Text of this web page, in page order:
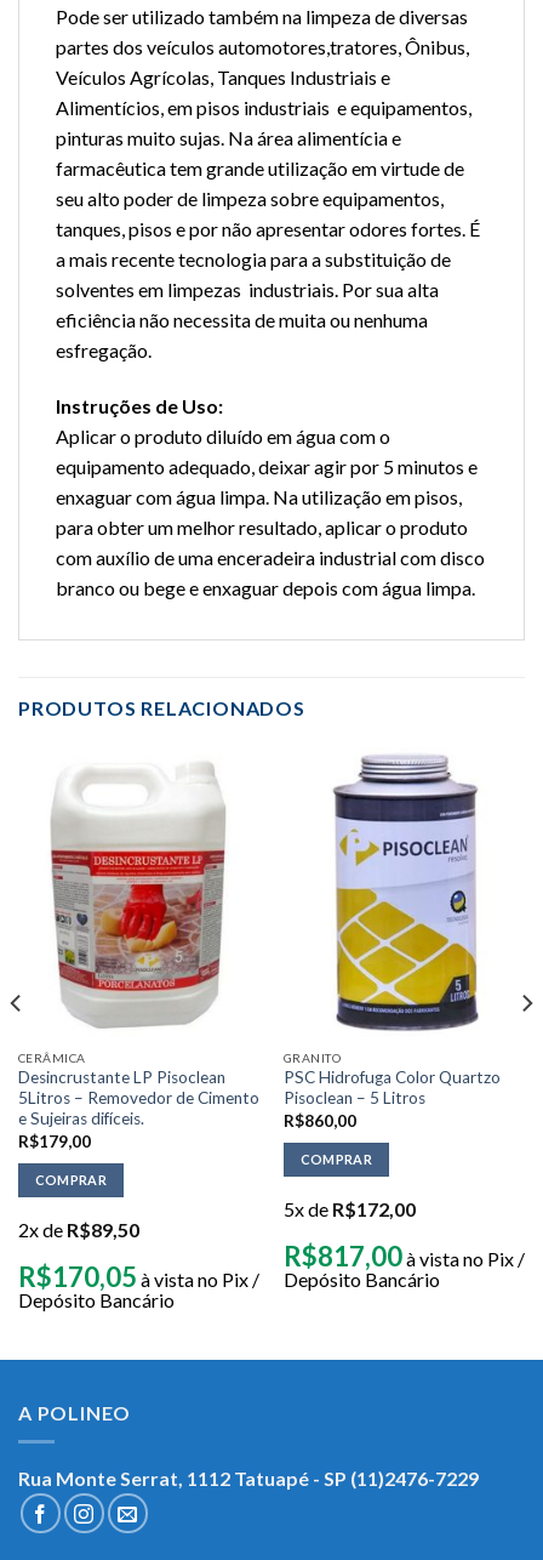
Pode ser utilizado também na limpeza de diversas
partes dos veículos automotores,tratores, Ônibus,
Veículos Agrícolas, Tanques Industriais e
Alimentícios, em pisos industriais e equipamentos,
pinturas muito sujas. Na área alimentícia e
farmacêutica tem grande utilização em virtude de
seu alto poder de limpeza sobre equipamentos,
tanques, pisos e por não apresentar odores fortes. É
a mais recente tecnologia para a substituição de
solventes em limpezas industriais. Por sua alta
eficiência não necessita de muita ou nenhuma
esfregação.
Instruções de Uso:
Aplicar o produto diluído em água com o
equipamento adequado, deixar agir por 5 minutos e
enxaguar com água limpa. Na utilização em pisos,
para obter um melhor resultado, aplicar o produto
com auxílio de uma enceradeira industrial com disco
branco ou bege e enxaguar depois com água limpa.
PRODUTOS RELACIONADOS
CERÂMICA
Desincrustante LP Pisoclean
5Litros – Removedor de Cimento
e Sujeiras difíceis.
R$179,00
COMPRAR
2x de R$89,50
R$170,05 à vista no Pix /
Depósito Bancário
GRANITO
PSC Hidrofuga Color Quartzo
Pisoclean – 5 Litros
R$860,00
COMPRAR
5x de R$172,00
R$817,00à vista no Pix /
Depósito Bancário
A POLINEO
Rua Monte Serrat, 1112 Tatuapé - SP (11)2476-7229